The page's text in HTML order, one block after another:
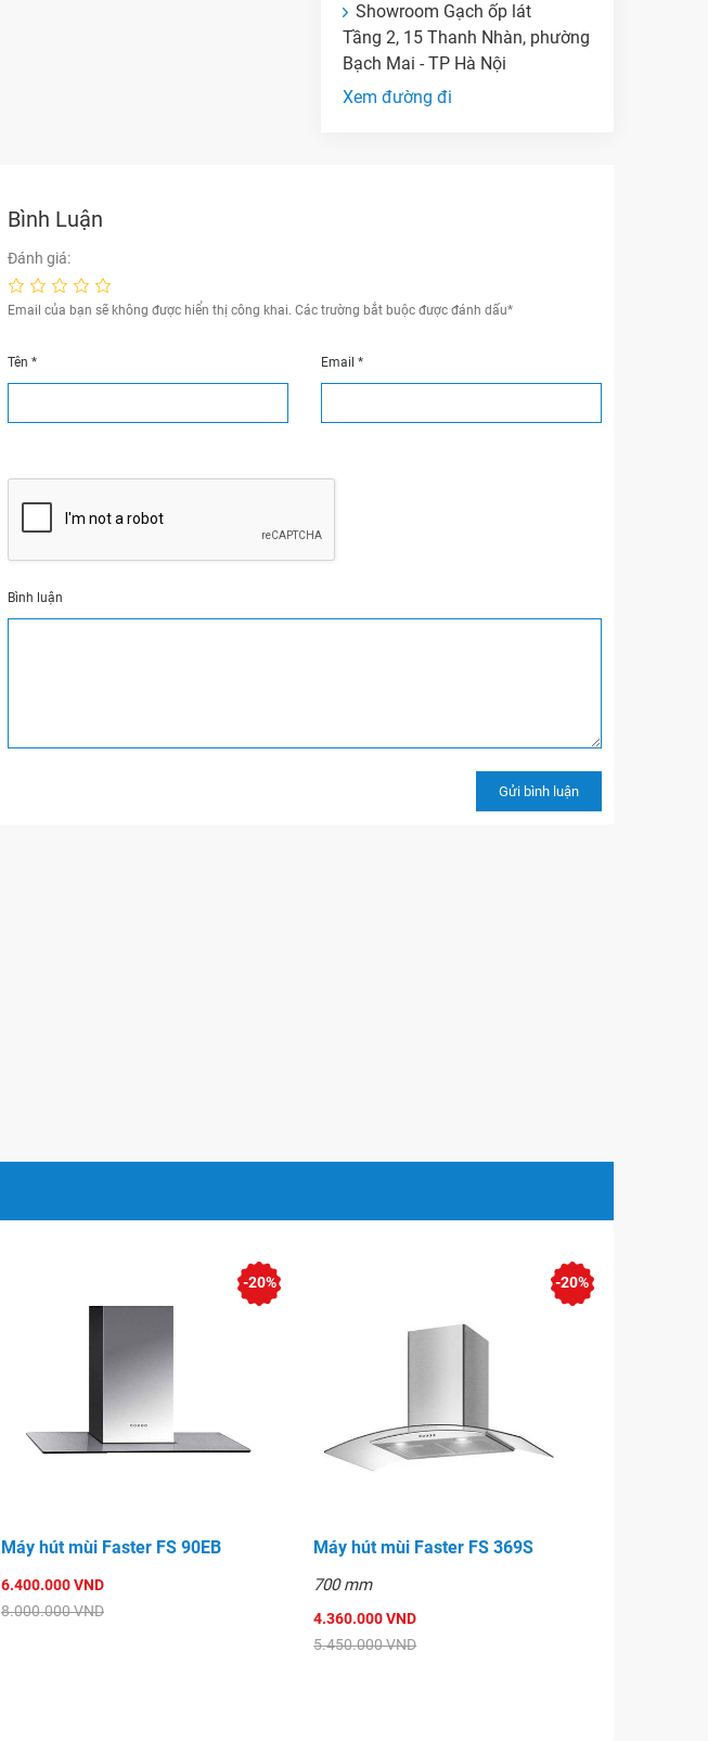
Showroom Gạch ốp lát
Tầng 2, 15 Thanh Nhàn, phường
Bạch Mai - TP Hà Nội
Xem đường đi
Bình Luận
Đánh giá:
Email của bạn sẽ không được hiển thị công khai. Các trường bắt buộc được đánh dấu*
Tên* Email *
Bình luận
Máy hút mùi Faster FS 90EB
6.400.000 VND
8.000.000 VND
-20%
Máy hút mùi Faster FS 369S
700 mm
4.360.000 VND
5.450.000 VND
-20%